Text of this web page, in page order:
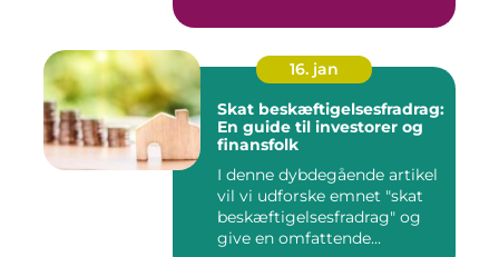
16. jan
Skat beskæftigelsesfradrag:
En guide til investorer og
finansfolk
I denne dybdegående artikel
vil vi udforske emnet "skat
beskæftigelsesfradrag" og
give en omfattende...